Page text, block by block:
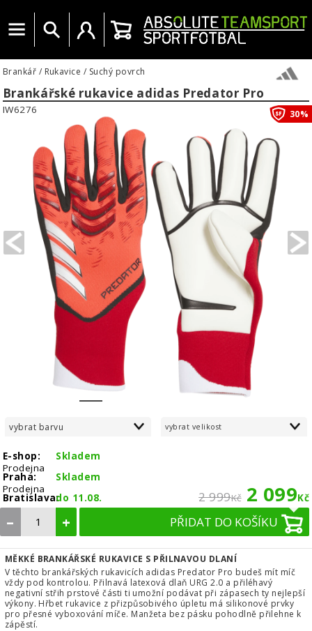
Menu Vyhledat Uživatelský účet
Košík
Brankář / Rukavice / Suchý povrch
Brankářské rukavice adidas Predator Pro
PREVIOUS
1 2 5 6
IW6276 30%
vybrat barvu vybrat velikost
E-shop:
Skladem
Prodejna
Praha:
Skladem
Prodejna
Bratislava:do 11.08. 2 999Kč 2 099Kč
– + PŘIDAT DO KOŠÍKU
MĚKKÉ BRANKÁŘSKÉ RUKAVICE S PŘILNAVOU DLANÍ
V těchto brankářských rukavicích adidas Predator Pro budeš mít míč
vždy pod kontrolou. Přilnavá latexová dlaň URG 2.0 a přiléhavý
negativní střih prstové části ti umožní podávat při zápasech ty nejlepší
výkony. Hřbet rukavice z přizpůsobivého úpletu má silikonové prvky
pro přesné vyboxování míče. Manžeta bez pásku pohodlně přilehne k
zápěstí.